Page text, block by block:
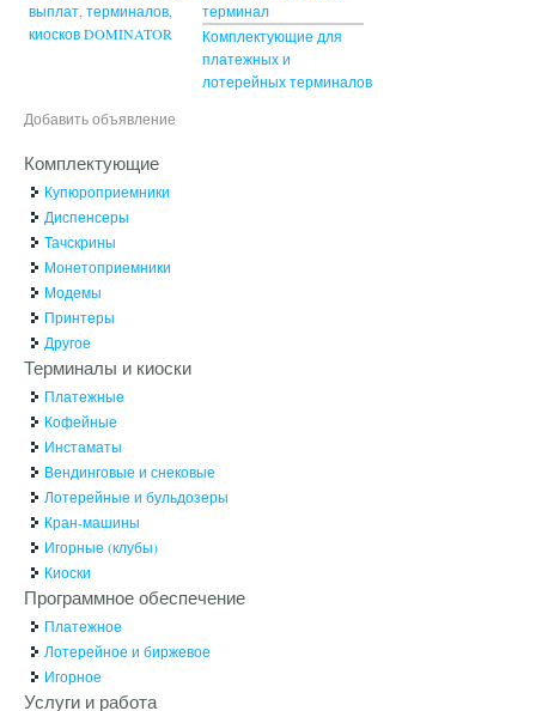
выплат, терминалов,
киосков DOMINATOR
терминал
Комплектующие для
платежных и
лотерейных терминалов
Добавить объявление
Комплектующие
Купюроприемники
Диспенсеры
Тачскрины
Монетоприемники
Модемы
Принтеры
Другое
Терминалы и киоски
Платежные
Кофейные
Инстаматы
Вендинговые и снековые
Лотерейные и бульдозеры
Кран-машины
Игорные (клубы)
Киоски
Программное обеспечение
Платежное
Лотерейное и биржевое
Игорное
Услуги и работа